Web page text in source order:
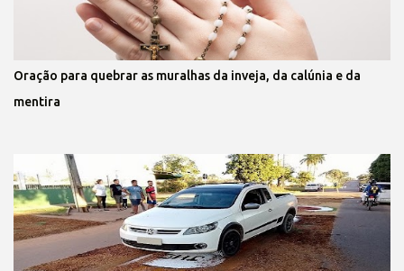
Oração para quebrar as muralhas da inveja, da calúnia e da
mentira